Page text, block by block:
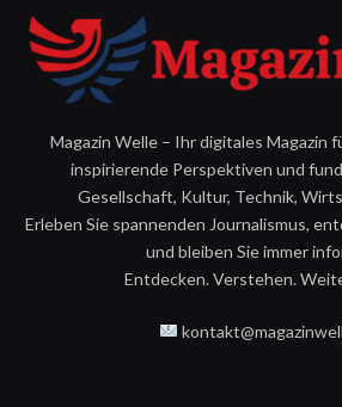
Magazin Welle – Ihr digitales Magazin
inspirierende Perspektiven und
Gesellschaft, Kultur, Technik,
Erleben Sie spannenden Journalismus,
und bleiben Sie immer
Entdecken. Verstehen.